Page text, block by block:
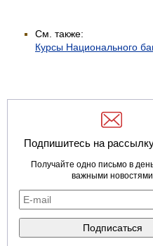
См. также:
Курсы Национального
Подпишитесь на
Получайте одно письмо в
важными новостями